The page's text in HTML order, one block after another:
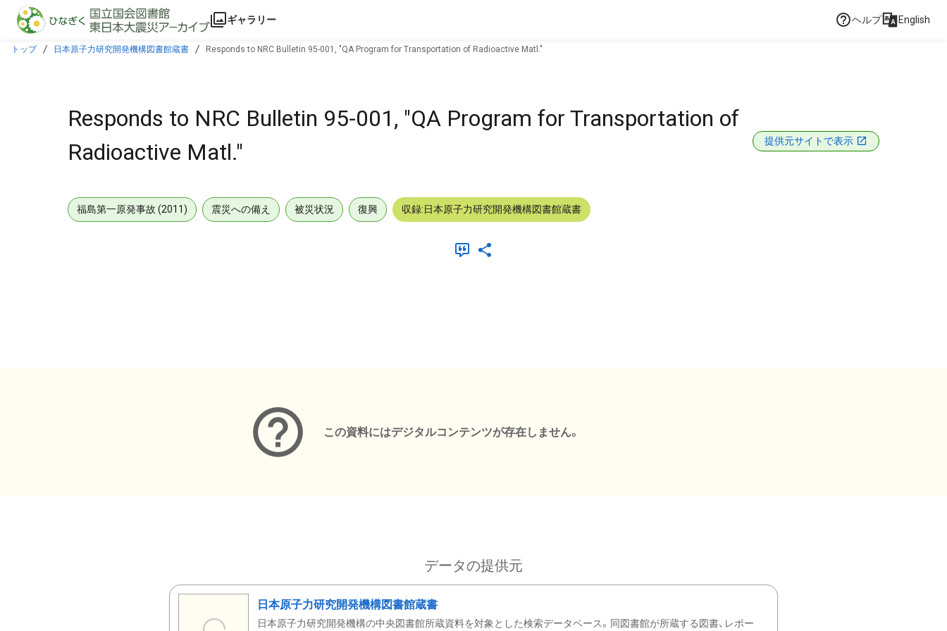
本文に飛ぶ
ギャラリー ヘルプ English
トップ 日本原子力研究開発機構図書館蔵書 Responds to NRC Bulletin 95-001, "QA Program for Transportation of Radioactive Matl."
Responds to NRC Bulletin 95-001, "QA Program for Transportation of
Radioactive Matl."
提供元サイトで表示
福島第一原発事故 (2011) 震災への備え 被災状況 復興 収録:日本原子力研究開発機構図書館蔵書
この資料にはデジタルコンテンツが存在しません。
データの提供元
日本原子力研究開発機構図書館蔵書
日本原子力研究開発機構の中央図書館所蔵資料を対象とした検索データベース。同図書館が所蔵する図書、レポー